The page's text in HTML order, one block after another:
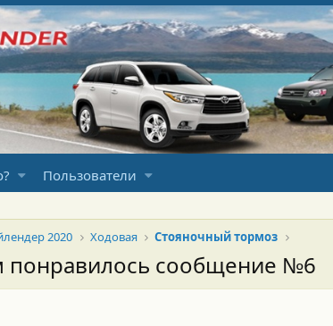
Пользователи
2020 Ходовая Стояночный тормоз
понравилось сообщение №6